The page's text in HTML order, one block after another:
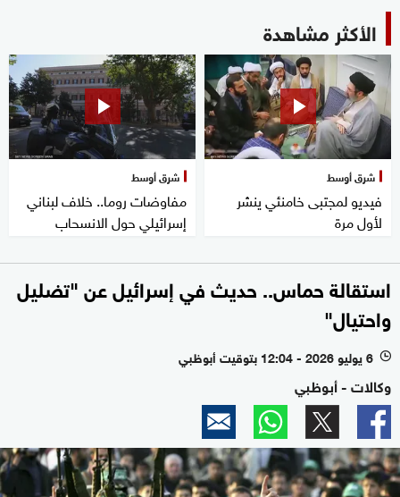
الأكثر مشاهدة
شرق أوسط
فيديو لمجتبى خامنئي ينشر
لأول مرة
شرق أوسط
مفاوضات روما.. خلاف لبناني
إسرائيلي حول الانسحاب
استقالة حماس.. حديث في إسرائيل عن "تضليل
واحتيال"
l 6 يوليو 2026 - 12:04 بتوقيت أبوظبي
وكالات - أبوظبي